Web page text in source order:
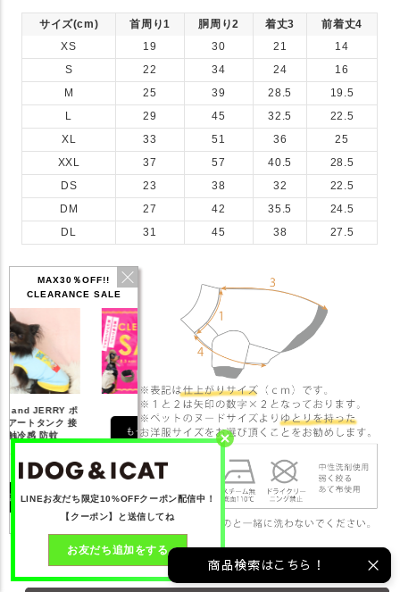
MAX30％OFF!!
CLEARANCE SALE
もっと見る
サイズ(cm) 首周り1 胴周り2 着丈3
前着丈4
XS
19 30 21
14
S
22 34 24
16
M
25 39 28.5
19.5
L
29 45 32.5
22.5
XL
33 51 36
25
XXL
37 57 40.5
28.5
DS
23 38 32
22.5
DM
27 42 35.5
24.5
DL
31 45 38 27.5
LINEお友だち限定10%OFFクーポン配信中！
【クーポン】と送信してね
お友だち追加をする
商品検索はこちら！